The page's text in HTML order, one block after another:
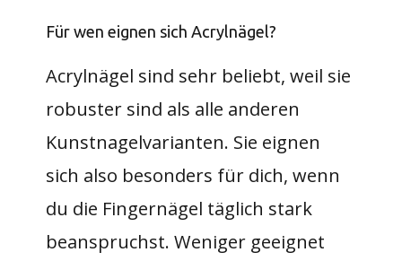
Für wen eignen sich Acrylnägel?
Acrylnägel sind sehr beliebt, weil sie
robuster sind als alle anderen
Kunstnagelvarianten. Sie eignen
sich also besonders für dich, wenn
du die Fingernägel täglich stark
beanspruchst. Weniger geeignet